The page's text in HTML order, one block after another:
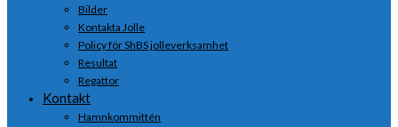
Bilder
Kontakta Jolle
Policy för ShBS jolleverksamhet
Resultat
Regattor
Kontakt
Hamnkommittén